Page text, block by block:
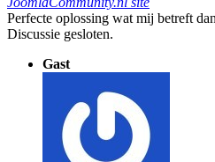
Perfecte oplossing wat mij betreft
Discussie gesloten.
Gast